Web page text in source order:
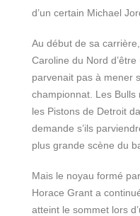
d’un certain Michael
Au début de sa
Caroline du Nord
parvenait pas à mener
championnat. Les
les Pistons de Detroit
demande s’ils
plus grande scène du
Mais le noyau formé
Horace Grant a
atteint le sommet lors